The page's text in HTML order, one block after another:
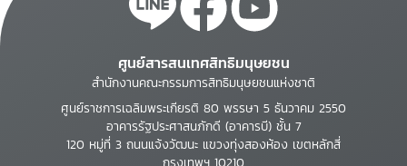
ศูนย์สารสนเทศสิทธิมนุษยชน
สำนักงานคณะกรรมการสิทธิมนุษยชนแห่งชาติ
ศูนย์ราชการเฉลิมพระเกียรติ 80 พรรษา 5 ธันวาคม 2550
อาคารรัฐประศาสนภักดี (อาคารบี) ชั้น 7
120 หมู่ที่ 3 ถนนแจ้งวัฒนะ แขวงทุ่งสองห้อง เขตหลักสี่